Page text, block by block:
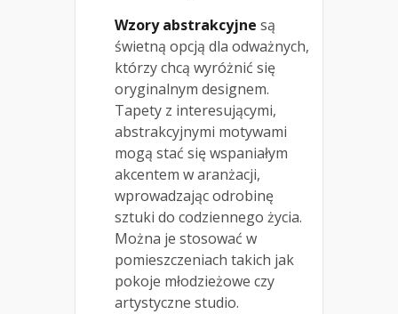
Wzory abstrakcyjne są
świetną opcją dla odważnych,
którzy chcą wyróżnić się
oryginalnym designem.
Tapety z interesującymi,
abstrakcyjnymi motywami
mogą stać się wspaniałym
akcentem w aranżacji,
wprowadzając odrobinę
sztuki do codziennego życia.
Można je stosować w
pomieszczeniach takich jak
pokoje młodzieżowe czy
artystyczne studio.